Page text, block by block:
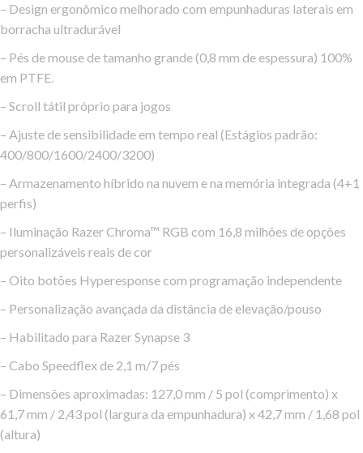
– Design ergonômico melhorado com empunhaduras laterais em
borracha ultradurável
– Pés de mouse de tamanho grande (0,8 mm de espessura) 100%
em PTFE.
– Scroll tátil próprio para jogos
– Ajuste de sensibilidade em tempo real (Estágios padrão:
400/800/1600/2400/3200)
– Armazenamento híbrido na nuvem e na memória integrada (4+1
perfis)
– Iluminação Razer Chroma™ RGB com 16,8 milhões de opções
personalizáveis reais de cor
– Oito botões Hyperesponse com programação independente
– Personalização avançada da distância de elevação/pouso
– Habilitado para Razer Synapse 3
– Cabo Speedflex de 2,1 m/7 pés
– Dimensões aproximadas: 127,0 mm / 5 pol (comprimento) x
61,7 mm / 2,43 pol (largura da empunhadura) x 42,7 mm / 1,68 pol
(altura)